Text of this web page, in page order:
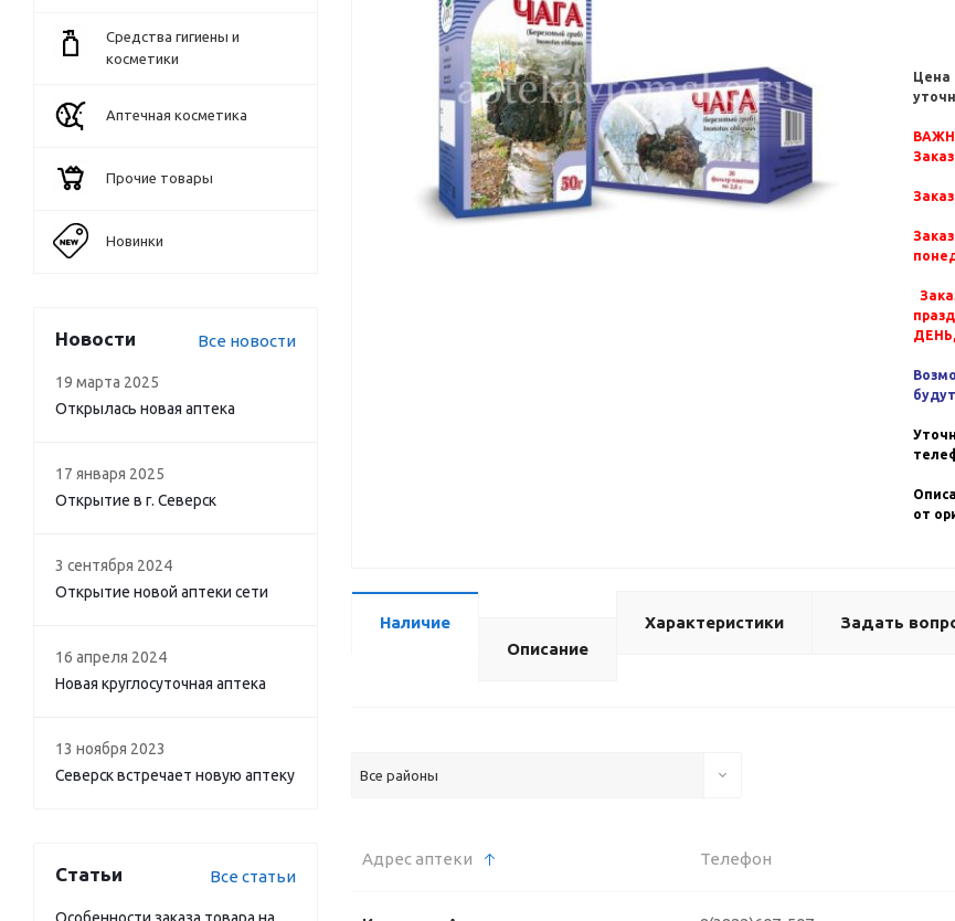
Цена
от
Наличие
Описание
Характеристики Задать
Все районы
Адрес аптеки Телефон
Средства гигиены и
косметики
Аптечная косметика
Прочие товары
Новинки
Новости Все новости
19 марта 2025
Открылась новая аптека
17 января 2025
Открытие в г. Северск
3 сентября 2024
Открытие новой аптеки сети
16 апреля 2024
Новая круглосуточная аптека
13 ноября 2023
Северск встречает новую аптеку
Статьи Все статьи